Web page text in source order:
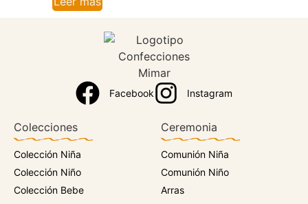
Facebook Instagram
Colecciones
Colección Niña
Colección Niño
Colección Bebe
Ceremonia
Comunión Niña
Comunión Niño
Arras